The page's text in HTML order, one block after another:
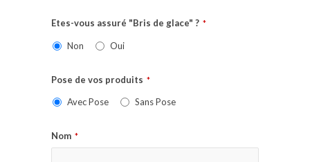
Etes-vous assuré "Bris de glace" ? *
Non Oui
Pose de vos produits *
Avec Pose Sans Pose
Nom *